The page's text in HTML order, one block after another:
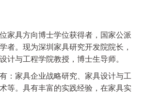
家具方向博士学位获得者，国家公派
者。现为深圳家具研究开发院院长，
计与工程学院教授，博士生导师。
：家具企业战略研究、家具设计与工
等。具有丰富的实践经验，在家具实